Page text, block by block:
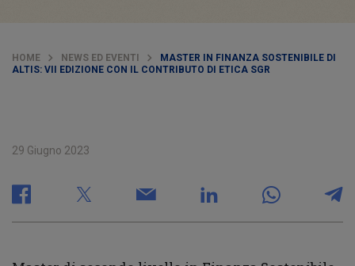
HOME NEWS ED EVENTI
MASTER IN FINANZA SOSTENIBILE DI
ALTIS: VII EDIZIONE CON IL CONTRIBUTO DI ETICA SGR
29 Giugno 2023